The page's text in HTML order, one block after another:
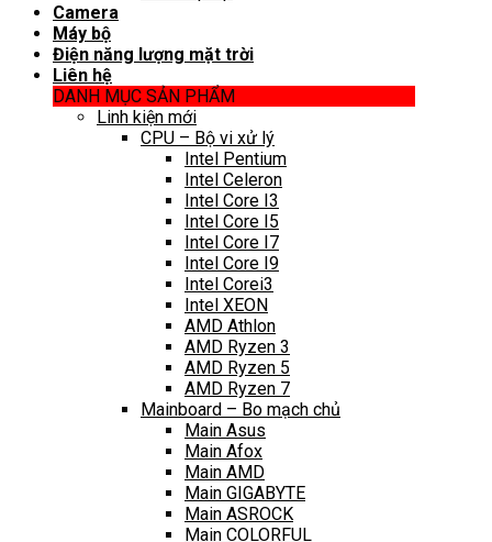
Camera
Máy bộ
Điện năng lượng mặt trời
Liên hệ
DANH MỤC SẢN PHẨM
Linh kiện mới
CPU – Bộ vi xử lý
Intel Pentium
Intel Celeron
Intel Core I3
Intel Core I5
Intel Core I7
Intel Core I9
Intel Corei3
Intel XEON
AMD Athlon
AMD Ryzen 3
AMD Ryzen 5
AMD Ryzen 7
Mainboard – Bo mạch chủ
Main Asus
Main Afox
Main AMD
Main GIGABYTE
Main ASROCK
Main COLORFUL